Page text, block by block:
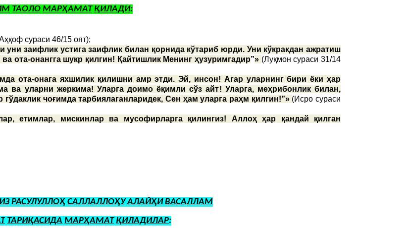
ТАОЛО МАРҲАМАТ ҚИЛАДИ:
сураси 46/15 оят);
заифлик устига заифлик билан қорнида кўтариб юрди. Уни кўкракдан ажратиш
ота-онангга шукр қилгин! Қайтишлик Менинг ҳузуримгадир”» (Луқмон сураси 31/14
ота-онага яхшилик қилишни амр этди. Эй, инсон! Агар уларнинг бири ёки ҳар
ва уларни жеркима! Уларга доимо ёқимли сўз айт! Уларга, меҳрибонлик билан,
чоғимда тарбиялаганларидек, Сен ҳам уларга раҳм қилгин!”» (Исро сураси
етимлар, мискинлар ва мусофирларга қилингиз! Аллоҳ ҳар қандай қилган
РАСУЛУЛЛОҲ САЛЛАЛЛОҲУ АЛАЙҲИ ВАСАЛЛАМ
ТАРИҚАСИДА МАРҲАМАТ ҚИЛАДИЛАР: